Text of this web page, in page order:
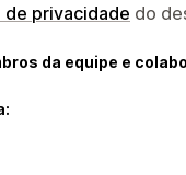
de privacidade do
da equipe e